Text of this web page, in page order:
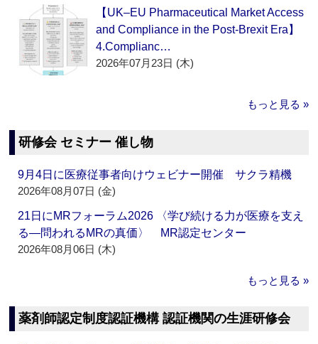
【UK–EU Pharmaceutical Market Access
and Compliance in the Post-Brexit Era】
4.Complianc…
2026年07月23日 (木)
もっと見る »
研修会 セミナー 催し物
9月4日に医療従事者向けウェビナー開催 サクラ精機
2026年08月07日 (金)
21日にMRフォーラム2026 〈学び続ける力が医療を支え
る―問われるMRの真価〉 MR認定センター
2026年08月06日 (木)
もっと見る »
薬剤師認定制度認証機構 認証機関の生涯研修会